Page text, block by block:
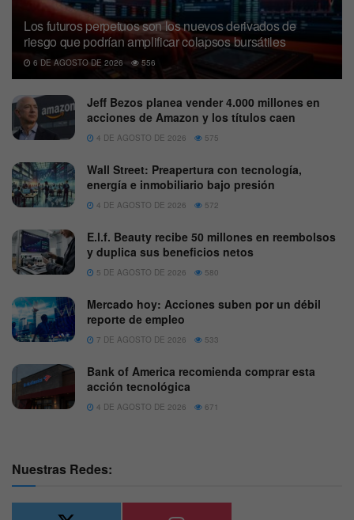
Los futuros perpetuos son los nuevos derivados de
riesgo que podrían amplificar colapsos bursátiles
6 DE AGOSTO DE 2026 556
Jeff Bezos planea vender 4.000 millones en
acciones de Amazon y los títulos caen
4 DE AGOSTO DE 2026 575
Wall Street: Preapertura con tecnología,
energía e inmobiliario bajo presión
4 DE AGOSTO DE 2026 572
E.l.f. Beauty recibe 50 millones en reembolsos
y duplica sus beneficios netos
5 DE AGOSTO DE 2026 580
Mercado hoy: Acciones suben por un débil
reporte de empleo
7 DE AGOSTO DE 2026 533
Bank of America recomienda comprar esta
acción tecnológica
4 DE AGOSTO DE 2026 671
Nuestras Redes: